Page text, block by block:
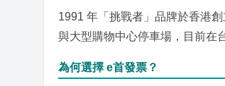
1991 年「挑戰者」品牌於香港
與大型購物中心停車場，目前在
為何選擇 e首發票？